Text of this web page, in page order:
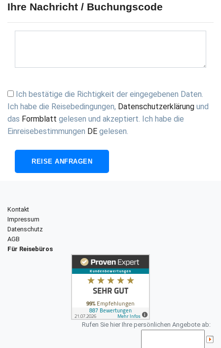
Ihre Nachricht / Buchungscode
Ich bestätige die Richtigkeit der eingegebenen Daten.
Ich habe die Reisebedingungen, Datenschutzerklärung und
das Formblatt gelesen und akzeptiert. Ich habe die
Einreisebestimmungen DE gelesen.
Kontakt
Impressum
Datenschutz
AGB
Für Reisebüros
Rufen Sie hier Ihre persönlichen Angebote ab: